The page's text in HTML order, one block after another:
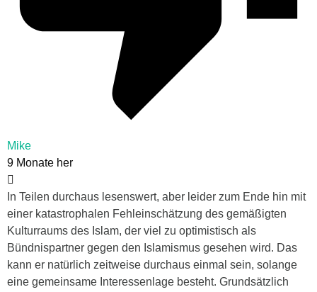
Mike
9 Monate her
In Teilen durchaus lesenswert, aber leider zum Ende hin mit
einer katastrophalen Fehleinschätzung des gemäßigten
Kulturraums des Islam, der viel zu optimistisch als
Bündnispartner gegen den Islamismus gesehen wird. Das
kann er natürlich zeitweise durchaus einmal sein, solange
eine gemeinsame Interessenlage besteht. Grundsätzlich